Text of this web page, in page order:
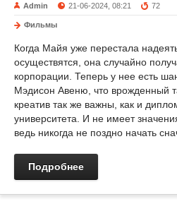
Admin 21-06-2024, 08:21 72
Фильмы
Когда Майя уже перестала
осуществятся, она случайно
корпорации. Теперь у нее есть
Мэдисон Авеню, что врожденный
креатив так же важны, как и
университета. И не имеет
ведь никогда не поздно начать
Подробнее